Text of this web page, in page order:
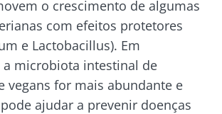
o crescimento de algumas
com efeitos protetores
e Lactobacillus). Em
a microbiota intestinal de
vegans for mais abundante e
ajudar a prevenir doenças
connosco!